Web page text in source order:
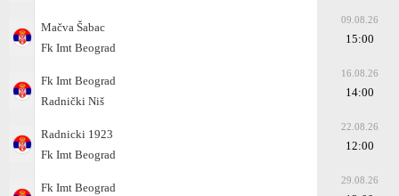
Mačva Šabac
Fk Imt Beograd
09.08.26
15:00
Fk Imt Beograd
Radnički Niš
16.08.26
14:00
Radnicki 1923
Fk Imt Beograd
22.08.26
12:00
Fk Imt Beograd
29.08.26